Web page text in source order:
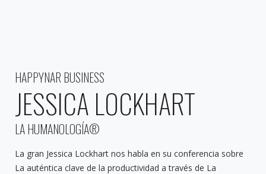
HAPPYNAR BUSINESS
JESSICA LOCKHART
LA HUMANOLOGÍA®
La gran Jessica Lockhart nos habla en su conferencia sobre
La auténtica clave de la productividad a través de La